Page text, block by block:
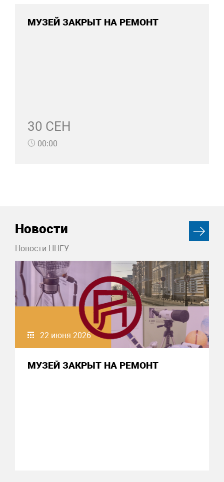
МУЗЕЙ ЗАКРЫТ НА РЕМОНТ
30 СЕН
00:00
Новости
Новости ННГУ
22 июня 2026
МУЗЕЙ ЗАКРЫТ НА РЕМОНТ